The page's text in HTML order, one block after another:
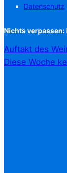
Datenschutz
Nichts verpassen:
Auftakt des
Diese Woche